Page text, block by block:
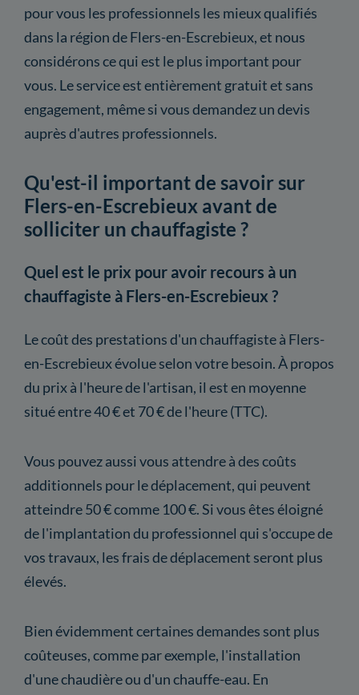
pour vous les professionnels les mieux qualifiés
dans la région de Flers-en-Escrebieux, et nous
considérons ce qui est le plus important pour
vous. Le service est entièrement gratuit et sans
engagement, même si vous demandez un devis
auprès d'autres professionnels.
Qu'est-il important de savoir sur
Flers-en-Escrebieux avant de
solliciter un chauffagiste ?
Quel est le prix pour avoir recours à un
chauffagiste à Flers-en-Escrebieux ?
Le coût des prestations d'un chauffagiste à Flers-
en-Escrebieux évolue selon votre besoin. À propos
du prix à l'heure de l'artisan, il est en moyenne
situé entre 40 € et 70 € de l'heure (TTC).
Vous pouvez aussi vous attendre à des coûts
additionnels pour le déplacement, qui peuvent
atteindre 50 € comme 100 €. Si vous êtes éloigné
de l'implantation du professionnel qui s'occupe de
vos travaux, les frais de déplacement seront plus
élevés.
Bien évidemment certaines demandes sont plus
coûteuses, comme par exemple, l'installation
d'une chaudière ou d'un chauffe-eau. En